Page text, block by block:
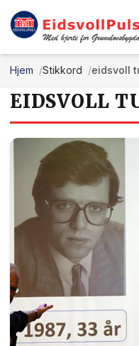
Hjem Stikkord eidsvoll
EIDSVOLL